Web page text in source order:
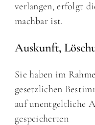
verlangen, erfolgt
machbar ist.
Auskunft,
Sie haben im
gesetzlichen
auf unentgeltliche
gespeicherten